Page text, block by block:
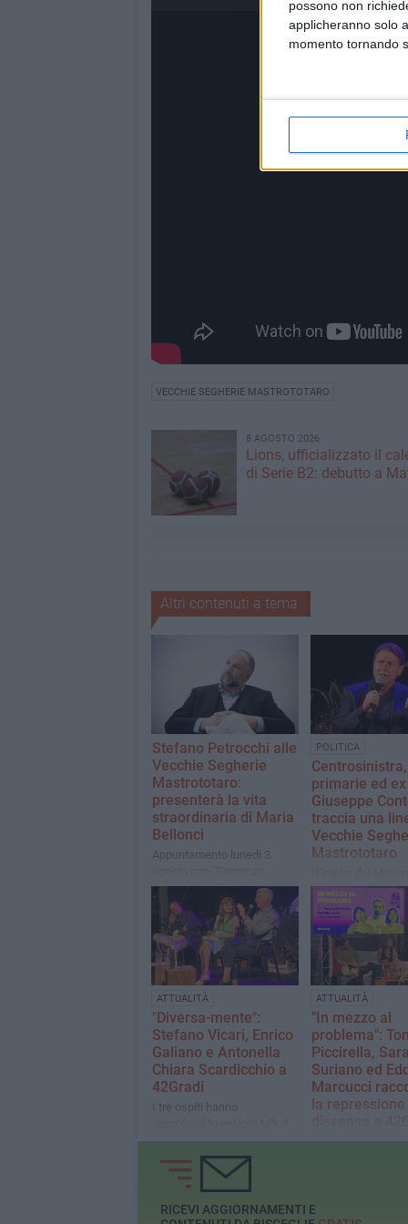
possono non
applicheranno solo
momento tornando
VECCHIE SEGHERIE MASTROTOTARO
8 AGOSTO 2026
Lions, ufficializzato il
di Serie B2: debutto a
Altri contenuti a tema
Stefano Petrocchi alle
Vecchie Segherie
Mastrototaro:
presenterà la vita
straordinaria di Maria
Bellonci
Appuntamento lunedì 3
privato"
POLITICA
Centrosinistra,
primarie ed
Giuseppe
traccia una
Vecchie
Mastrototaro
Stelle torna a
occasione della
presentazione del
"Una nuova
ATTUALITÀ
"Diversa-mente":
Stefano Vicari, Enrico
Galiano e Antonella
Chiara Scardicchio a
42Gradi
​I tre ospiti hanno
valore della diversità
rispetto alla "normalità" vista
come standard
ATTUALITÀ
"In mezzo al
problema":
Piccirella, Sara
Suriano ed
Marcucci
la repressione
dissenso a
L'esperienza con la
toccati durante la
RICEVI AGGIORNAMENTI E